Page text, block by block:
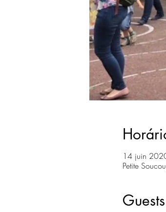
14 juin
Petite
Guests